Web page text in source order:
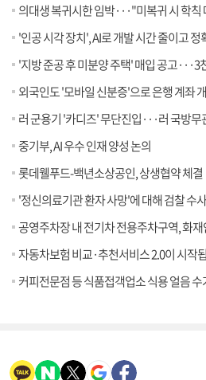
의대생 복귀시한 임박···"미복귀 시 학칙
'인공 시각 장치', AI로 개발 시간 줄이고 정
'지방 준공 후 미분양 주택' 매입 공고···3
외국인도 '모바일 신분증'으로 은행 계좌
러 군용기 '카디즈' 무단진입···러 국방무
중기부, AI 우수 인재 양성 논의
롯데웰푸드-백년소상공인, 상생협약 체결
'정신의료기관 환자 사망'에 대해 검찰 수
공영주차장 내 전기차 전용주차구역, 화재안
자동차보험 비교·추천서비스 2.0이 시작
커피전문점 등 식품접객업소 식용 얼음 수거·